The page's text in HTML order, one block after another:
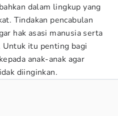
dalam lingkup yang
Tindakan pencabulan
hak asasi manusia serta
itu penting bagi
anak-anak agar
diinginkan.